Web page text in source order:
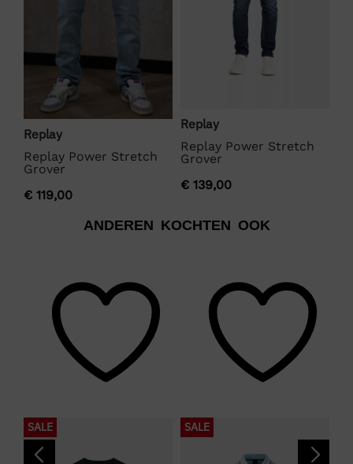
Replay
Replay Power Stretch
Grover
€ 119,00
Replay
Replay Power Stretch
Grover
€ 139,00
ANDEREN KOCHTEN OOK
SALE SALE